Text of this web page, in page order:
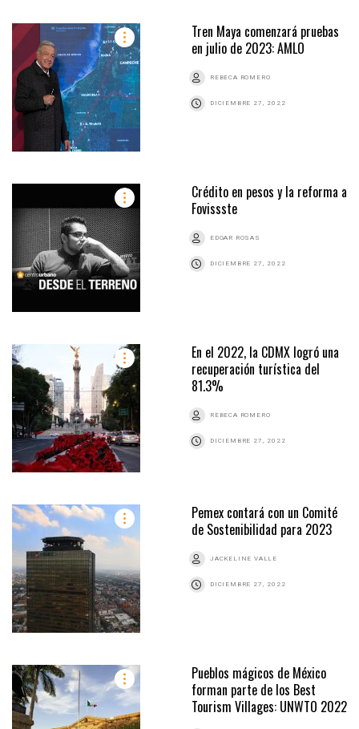
Tren Maya comenzará pruebas
en julio de 2023: AMLO
REBECA ROMERO
DICIEMBRE 27, 2022
Crédito en pesos y la reforma a
Fovissste
EDGAR ROSAS
DICIEMBRE 27, 2022
En el 2022, la CDMX logró una
recuperación turística del
81.3%
REBECA ROMERO
DICIEMBRE 27, 2022
Pemex contará con un Comité
de Sostenibilidad para 2023
JACKELINE VALLE
DICIEMBRE 27, 2022
Pueblos mágicos de México
forman parte de los Best
Tourism Villages: UNWTO 2022